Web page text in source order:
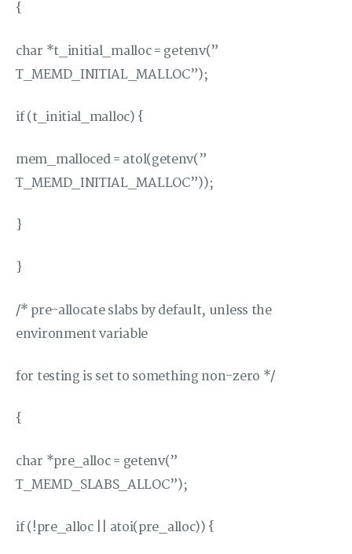
{
char *t_initial_malloc = getenv(”
T_MEMD_INITIAL_MALLOC”);
if (t_initial_malloc) {
mem_malloced = atol(getenv(”
T_MEMD_INITIAL_MALLOC”));
}
}
/* pre-allocate slabs by default, unless the
environment variable
for testing is set to something non-zero */
{
char *pre_alloc = getenv(”
T_MEMD_SLABS_ALLOC”);
if (!pre_alloc || atoi(pre_alloc)) {